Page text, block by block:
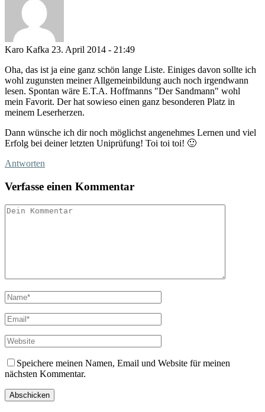
Karo Kafka 23. April 2014 - 21:49
Oha, das ist ja eine ganz schön lange Liste. Einiges davon sollte ich
wohl zugunsten meiner Allgemeinbildung auch noch irgendwann
lesen. Spontan wäre E.T.A. Hoffmanns "Der Sandmann" wohl
mein Favorit. Der hat sowieso einen ganz besonderen Platz in
meinem Leserherzen.
Dann wünsche ich dir noch möglichst angenehmes Lernen und viel
Erfolg bei deiner letzten Uniprüfung! Toi toi toi! 🙂
Antworten
Verfasse einen Kommentar
Speichere meinen Namen, Email und Website für meinen
nächsten Kommentar.